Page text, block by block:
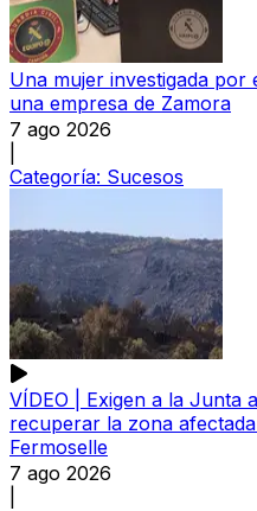
Una mujer investigada por
una empresa de Zamora
7 ago 2026
Categoría: Sucesos
VÍDEO | Exigen a la Junta
recuperar la zona
Fermoselle
7 ago 2026